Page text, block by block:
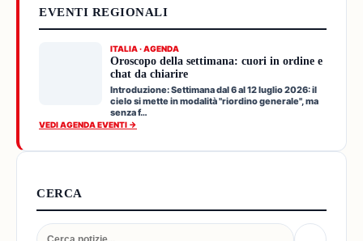
EVENTI REGIONALI
ITALIA · AGENDA
Oroscopo della settimana: cuori in ordine e
chat da chiarire
Introduzione: Settimana dal 6 al 12 luglio 2026: il
cielo si mette in modalità "riordino generale", ma
senza f…
VEDI AGENDA EVENTI →
CERCA